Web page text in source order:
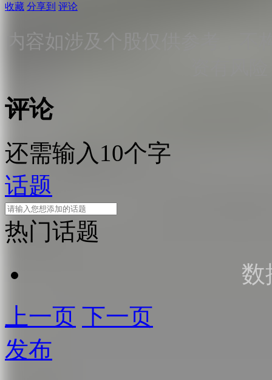
收藏 分享到 评论
内容如涉及个股仅供参考，
评论
还需输入10个字
话题
热门话题
数
上一页 下一页
发布